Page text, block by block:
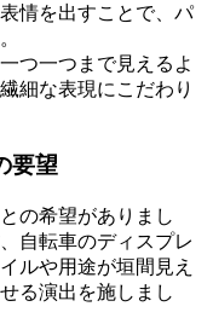
情を出すことで、パ
つ一つまで見えるよ
細な表現にこだわり
要望
の希望がありまし
自転車のディスプレ
ルや用途が垣間見え
る演出を施しまし